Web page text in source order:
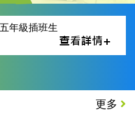
年級插班生
查看詳情+
更多